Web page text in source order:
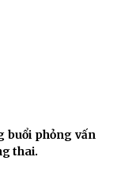
buổi phỏng vấn
thai.